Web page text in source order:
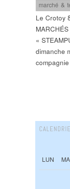
marché &
Le Crotoy
«
dimanche
LUN